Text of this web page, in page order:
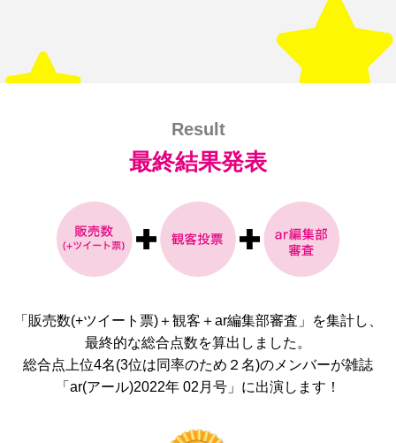
Result
最終結果発表
「販売数(+ツイート票)＋観客＋ar編集部審査」を集計し、
最終的な総合点数を算出しました。
総合点上位4名(3位は同率のため２名)のメンバーが雑誌
「ar(アール)2022年 02月号」に出演します！